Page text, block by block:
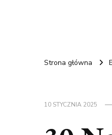
Strona główna
10 STYCZNIA 2025